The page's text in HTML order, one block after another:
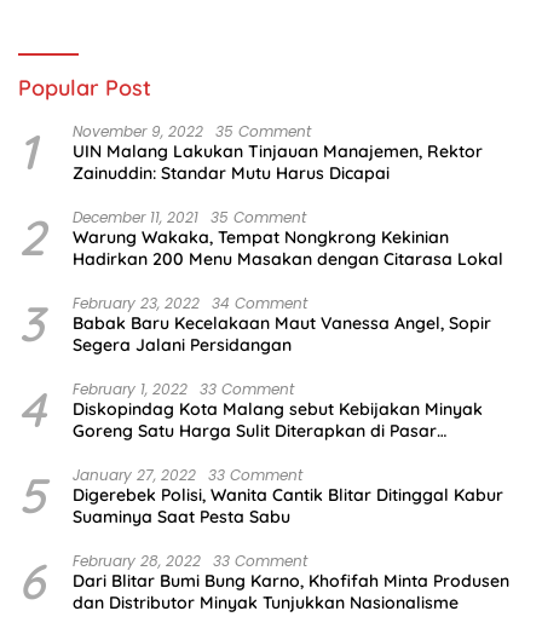
Popular Post
1 November 9, 2022 35 Comment
UIN Malang Lakukan Tinjauan Manajemen, Rektor
Zainuddin: Standar Mutu Harus Dicapai
2 December 11, 2021 35 Comment
Warung Wakaka, Tempat Nongkrong Kekinian
Hadirkan 200 Menu Masakan dengan Citarasa Lokal
3 February 23, 2022 34 Comment
Babak Baru Kecelakaan Maut Vanessa Angel, Sopir
Segera Jalani Persidangan
4 February 1, 2022 33 Comment
Diskopindag Kota Malang sebut Kebijakan Minyak
Goreng Satu Harga Sulit Diterapkan di Pasar
5 January 27, 2022 33 Comment
Digerebek Polisi, Wanita Cantik Blitar Ditinggal Kabur
Suaminya Saat Pesta Sabu
6 February 28, 2022 33 Comment
Dari Blitar Bumi Bung Karno, Khofifah Minta Produsen
dan Distributor Minyak Tunjukkan Nasionalisme